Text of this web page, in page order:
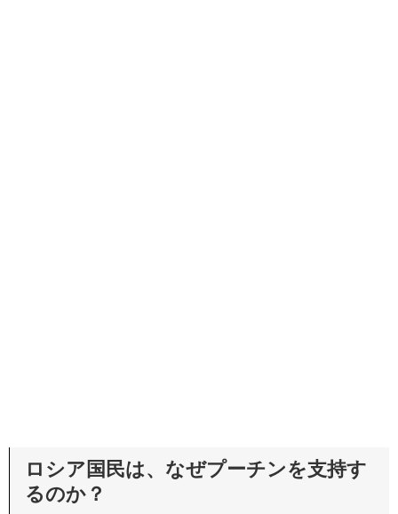
ロシア国民は、なぜプーチンを支持す
るのか？